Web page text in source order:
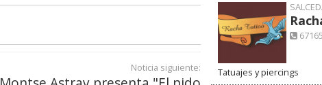
Noticia siguiente: Tatuajes y piercings